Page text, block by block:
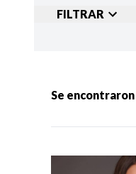
FILTRAR
Categorias:
Se encontraron